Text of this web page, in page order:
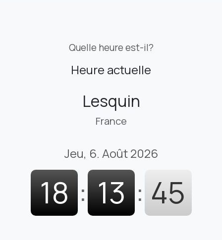
Quelle heure est-il?
Heure actuelle
Lesquin
France
Jeu, 6. Août 2026
18 : 13 : 46